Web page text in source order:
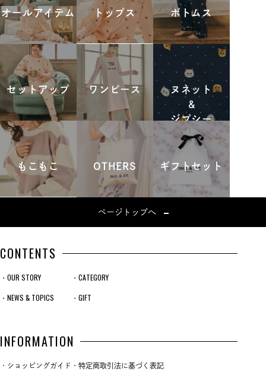
オールアイテム トップス ボトムス
セットアップ ワンピース
ヌネット
&
ジプシー
もこもこ OTHERS ギフトセット
ページトップへ
CONTENTS
・OUR STORY
・NEWS & TOPICS
・CATEGORY
・GIFT
INFORMATION
・ショッピングガイド ・特定商取引法に基づく表記